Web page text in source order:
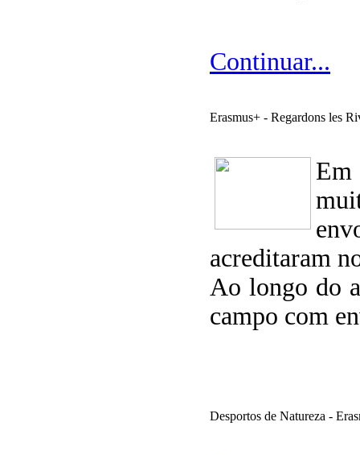
Continuar...
Erasmus+ - Regardons les
acreditaram
Ao longo do
campo com
Desportos de Natureza -